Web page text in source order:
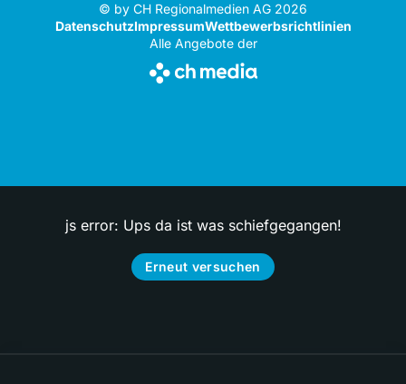
© by CH Regionalmedien AG 2026
DatenschutzImpressumWettbewerbsrichtlinien
Alle Angebote der
js error: Ups da ist was schiefgegangen!
Erneut versuchen